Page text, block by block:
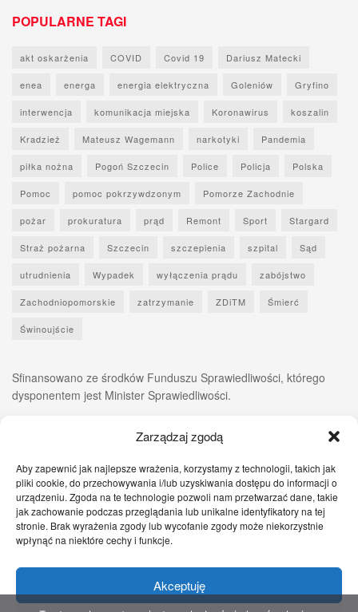
Zarządzaj zgodą
Aby zapewnić jak najlepsze wrażenia, korzystamy z technologii, takich jak
pliki cookie, do przechowywania i/lub uzyskiwania dostępu do informacji o
urządzeniu. Zgoda na te technologie pozwoli nam przetwarzać dane, takie
jak zachowanie podczas przeglądania lub unikalne identyfikatory na tej
stronie. Brak wyrażenia zgody lub wycofanie zgody może niekorzystnie
wpłynąć na niektóre cechy i funkcje.
Akceptuję
POPULARNE TAGI
akt oskarżenia COVID Covid 19 Dariusz Matecki
enea energa energia elektryczna Goleniów Gryfino
interwencja komunikacja miejska Koronawirus koszalin
Kradzież Mateusz Wagemann narkotyki Pandemia
piłka nożna Pogoń Szczecin Police Policja Polska
Pomoc pomoc pokrzywdzonym Pomorze Zachodnie
pożar prokuratura prąd Remont Sport Stargard
Straż pożarna Szczecin szczepienia szpital Sąd
utrudnienia Wypadek wyłączenia prądu zabójstwo
Zachodniopomorskie zatrzymanie ZDiTM Śmierć
Świnoujście
Sfinansowano ze środków Funduszu Sprawiedliwości, którego
dysponentem jest Minister Sprawiedliwości.
Zgłoś nam! Szczecińskie Wiadomości Sport
Zdrowie